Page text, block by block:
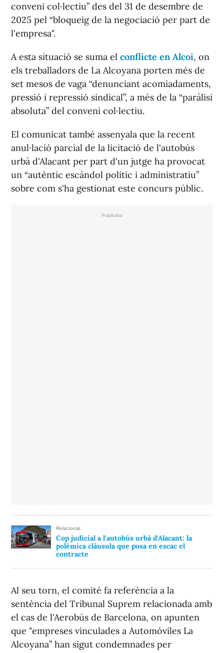
conveni col·lectiu” des del 31 de desembre de
2025 pel “bloqueig de la negociació per part de
l'empresa".
A esta situació se suma el conflicte en Alcoi, on
els treballadors de La Alcoyana porten més de
set mesos de vaga “denunciant acomiadaments,
pressió i repressió sindical”, a més de la “paràlisi
absoluta” del conveni col·lectiu.
El comunicat també assenyala que la recent
anul·lació parcial de la licitació de l'autobús
urbà d'Alacant per part d'un jutge ha provocat
un “autèntic escàndol polític i administratiu”
sobre com s'ha gestionat este concurs públic.
Relacionat
Cop judicial a l'autobús urbà d'Alacant: la
polèmica clàusula que posa en escac el
contracte
Al seu torn, el comité fa referència a la
sentència del Tribunal Suprem relacionada amb
el cas de l'Aerobús de Barcelona, on apunten
que "empreses vinculades a Automóviles La
Alcoyana” han sigut condemnades per